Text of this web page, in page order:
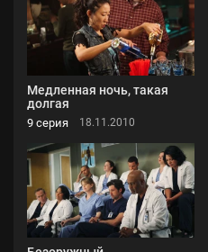
Медленная ночь, такая
долгая
9 серия 18.11.2010